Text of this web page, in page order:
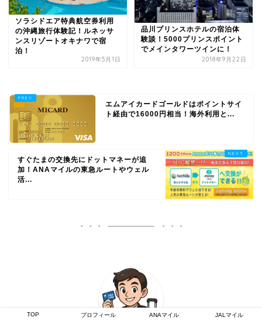
ソラシドエア特典航空券利用
の沖縄旅行体験記！ルネッサ
ンスリゾートオキナワで宿
泊！
2019年5月1日
品川プリンスホテルの宿泊体
験談！5000プリンスポイント
でメインタワーツインに！
2018年9月22日
エムアイカードゴールドはポイントサイ
ト経由で16000円相当！海外利用と...
すぐたまの交換先にドットマネーが追
加！ANAマイルの東急ルートやウェル
活...
TOP プロフィール ANAマイル JALマイル